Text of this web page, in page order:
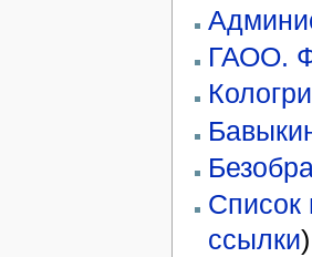
ГАОО.
Список
ссылки)